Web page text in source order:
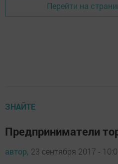
Перейти на
ЗНАЙТЕ
Предприниматели
автор, 23 сентября 2017 -